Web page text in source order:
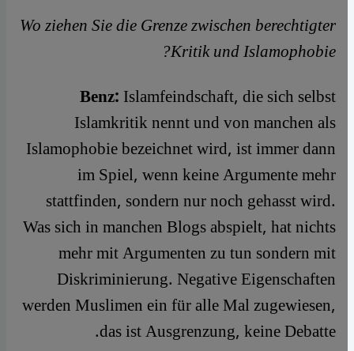
Wo ziehen Sie die Grenze zwischen berechtigter
Kritik und Islamophobie?
Benz:Islamfeindschaft, die sich selbst
Islamkritik nennt und von manchen als
Islamophobie bezeichnet wird, ist immer dann
im Spiel, wenn keine Argumente mehr
stattfinden, sondern nur noch gehasst wird.
Was sich in manchen Blogs abspielt, hat nichts
mehr mit Argumenten zu tun sondern mit
Diskriminierung. Negative Eigenschaften
werden Muslimen ein für alle Mal zugewiesen,
das ist Ausgrenzung, keine Debatte.